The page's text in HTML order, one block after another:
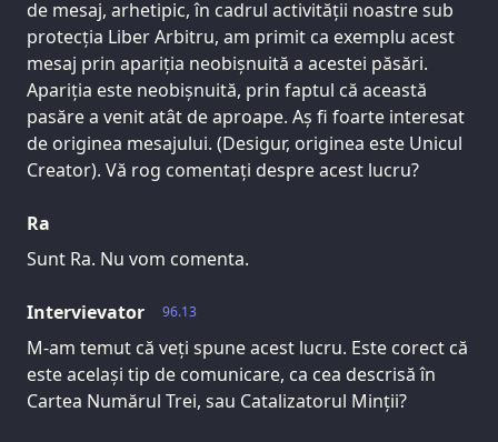
de mesaj, arhetipic, în cadrul activității noastre sub
protecția Liber Arbitru, am primit ca exemplu acest
mesaj prin apariția neobișnuită a acestei păsări.
Apariția este neobișnuită, prin faptul că această
pasăre a venit atât de aproape. Aș fi foarte interesat
de originea mesajului. (Desigur, originea este Unicul
Creator). Vă rog comentați despre acest lucru?
Ra
Sunt Ra. Nu vom comenta.
96.13
Intervievator
M-am temut că veți spune acest lucru. Este corect că
este același tip de comunicare, ca cea descrisă în
Cartea Numărul Trei, sau Catalizatorul Minții?